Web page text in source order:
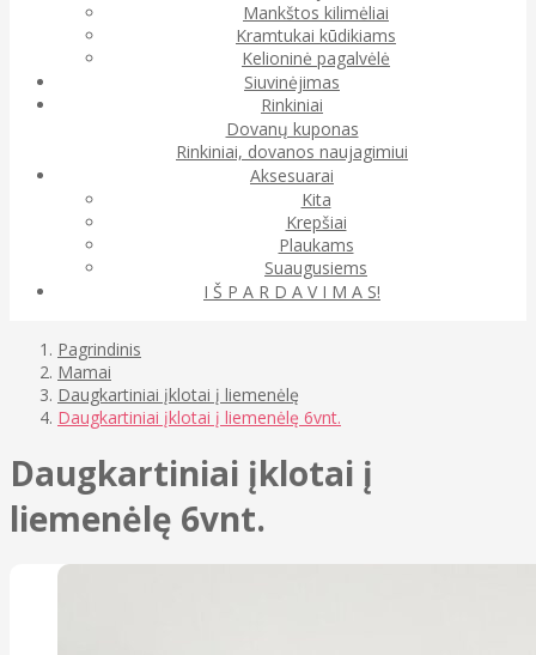
Mankštos kilimėliai
Kramtukai kūdikiams
Kelioninė pagalvėlė
Siuvinėjimas
Rinkiniai
Dovanų kuponas
Rinkiniai, dovanos naujagimiui
Aksesuarai
Kita
Krepšiai
Plaukams
Suaugusiems
I Š P A R D A V I M A S!
Pagrindinis
Mamai
Daugkartiniai įklotai į liemenėlę
Daugkartiniai įklotai į liemenėlę 6vnt.
Daugkartiniai įklotai į
liemenėlę 6vnt.